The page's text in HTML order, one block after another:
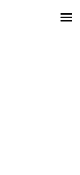
open